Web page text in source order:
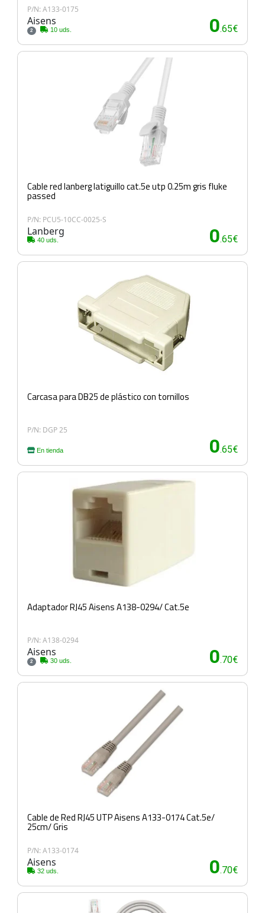
P/N: A133-0175
Aisens
2 10 uds. 0.65€
Cable red lanberg latiguillo cat.5e utp 0.25m gris fluke
passed
P/N: PCU5-10CC-0025-S
Lanberg
40 uds. 0.65€
Carcasa para DB25 de plástico con tornillos
P/N: DGP 25
En tienda 0.65€
Adaptador RJ45 Aisens A138-0294/ Cat.5e
P/N: A138-0294
Aisens
2 30 uds. 0.70€
Cable de Red RJ45 UTP Aisens A133-0174 Cat.5e/
25cm/ Gris
P/N: A133-0174
Aisens
32 uds. 0.70€